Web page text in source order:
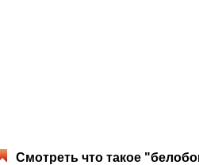
Смотреть что такое